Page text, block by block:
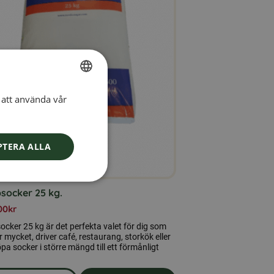
25 kg.
kr
25 kg är det perfekta valet för dig som
mycket, driver café, restaurang, storkök eller
socker i större mängd till ett förmånligt
SWEDISH
NORWEGIAN
använda vår
ALLA